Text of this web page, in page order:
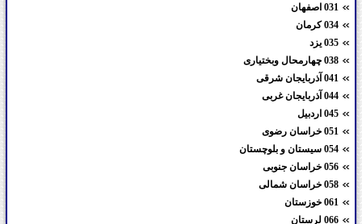
031 اصفهان
034 کرمان
035 یزد
038 چهارمحال وبختیاری
041 آذربایجان شرقی
044 آذربایجان غربی
045 اردبیل
051 خراسان رضوی
054 سیستان و بلوچستان
056 خراسان جنوبی
058 خراسان شمالی
061 خوزستان
066 لرستان